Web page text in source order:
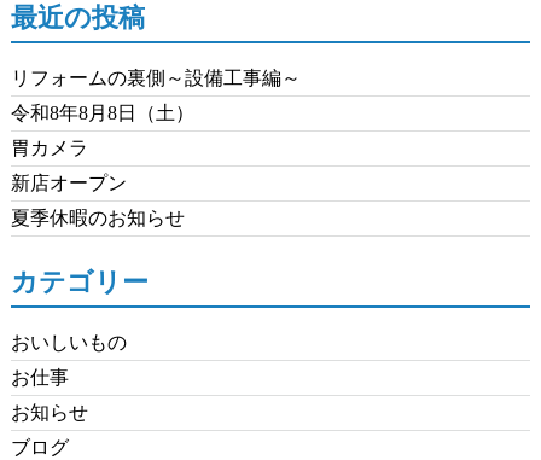
最近の投稿
リフォームの裏側～設備工事編～
令和8年8月8日（土）
胃カメラ
新店オープン
夏季休暇のお知らせ
カテゴリー
おいしいもの
お仕事
お知らせ
ブログ